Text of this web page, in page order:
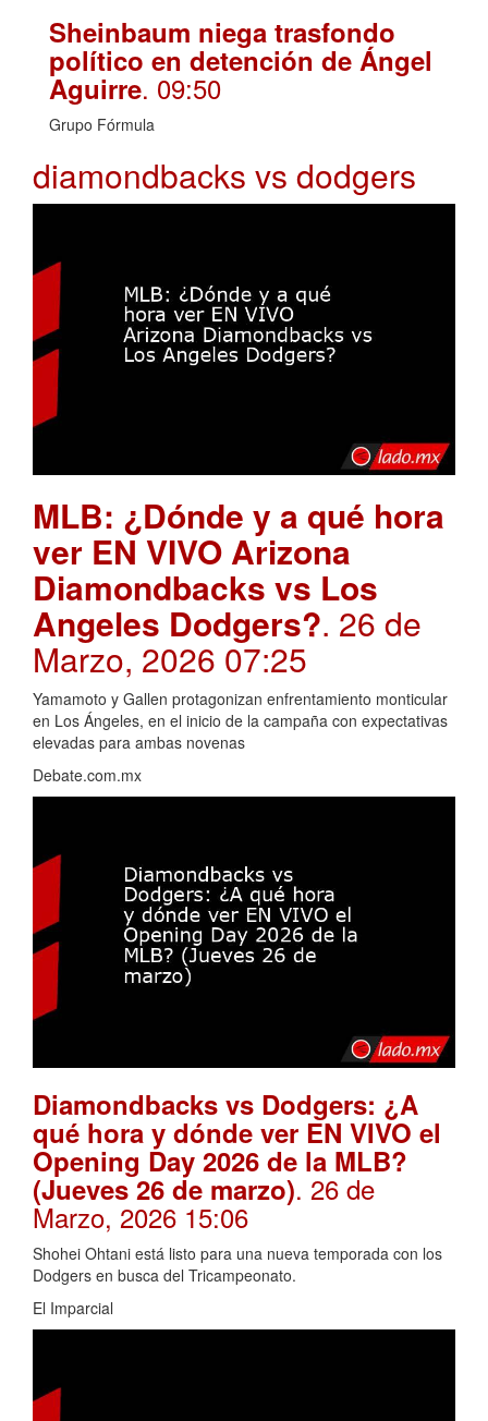
Sheinbaum niega trasfondo
político en detención de Ángel
Aguirre. 09:50
Grupo Fórmula
diamondbacks vs dodgers
MLB: ¿Dónde y a qué hora
ver EN VIVO Arizona
Diamondbacks vs Los
Angeles Dodgers?. 26 de
Marzo, 2026 07:25
Yamamoto y Gallen protagonizan enfrentamiento monticular
en Los Ángeles, en el inicio de la campaña con expectativas
elevadas para ambas novenas
Debate.com.mx
Diamondbacks vs Dodgers: ¿A
qué hora y dónde ver EN VIVO el
Opening Day 2026 de la MLB?
(Jueves 26 de marzo). 26 de
Marzo, 2026 15:06
Shohei Ohtani está listo para una nueva temporada con los
Dodgers en busca del Tricampeonato.
El Imparcial